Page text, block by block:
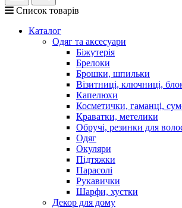
Список товарів
Каталог
Oдяг та аксесуари
Біжутерія
Брелоки
Брошки, шпильки
Візитниці, ключниці,
Капелюхи
Косметички, гаманці,
Краватки, метелики
Обручі, резинки для
Одяг
Окуляри
Підтяжки
Парасолі
Рукавички
Шарфи, хустки
Декор для дому